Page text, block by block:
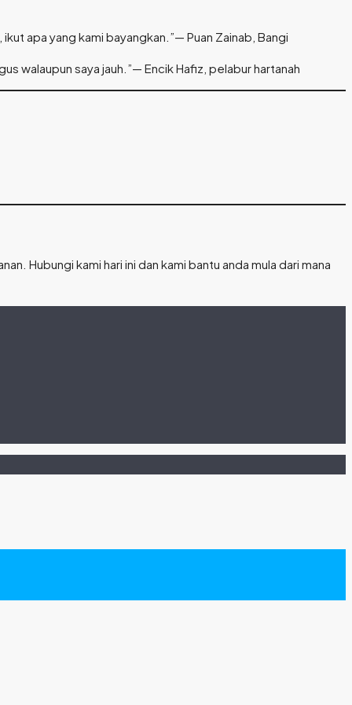
apa yang kami bayangkan.”— Puan Zainab, Bangi
walaupun saya jauh.”— Encik Hafiz, pelabur hartanah
Hubungi kami hari ini dan kami bantu anda mula dari mana